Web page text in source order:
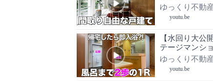
ゆっくり不動
youtu.be
【水回り大公
テージマンシ
ゆっくり不動
youtu.be